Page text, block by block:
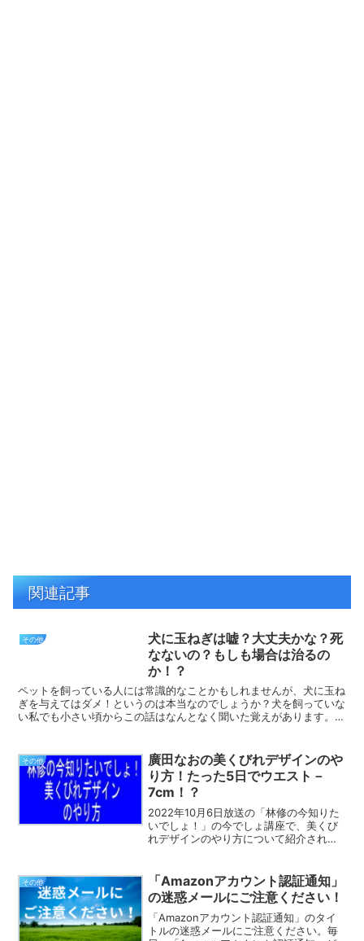
関連記事
その他
犬に玉ねぎは嘘？大丈夫かな？死
なないの？もしも場合は治るの
か！？
ペットを飼っている人には常識的なことかもしれませんが、犬に玉ね
ぎを与えてはダメ！というのは本当なのでしょうか？犬を飼っていな
い私でも小さい頃からこの話はなんとなく聞いた覚えがあります。犬
その他
廣田なおの美くびれデザインのや
り方！たった5日でウエスト－
7cm！？
2022年10月6日放送の「林修の今知りた
いでしょ！」の今でしょ講座で、美くび
れデザインのやり方について紹介されま
で、廣田なおさん著「美くびれデザイ
ン」の5日でウエ...
その他
「Amazonアカウント認証通知」
の迷惑メールにご注意ください！
「Amazonアカウント認証通知」のタイ
トルの迷惑メールにご注意ください。毎